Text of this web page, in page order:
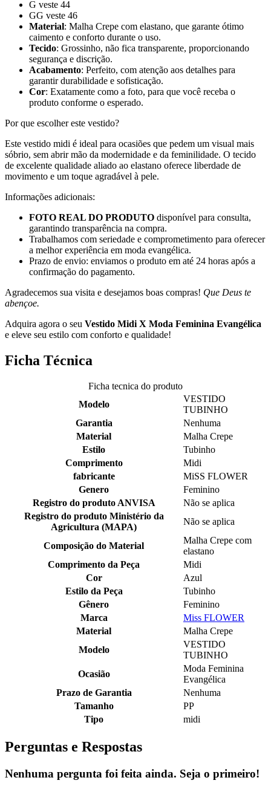
G veste 44
GG veste 46
Material: Malha Crepe com elastano, que garante ótimo
caimento e conforto durante o uso.
Tecido: Grossinho, não fica transparente, proporcionando
segurança e discrição.
Acabamento: Perfeito, com atenção aos detalhes para
garantir durabilidade e sofisticação.
Cor: Exatamente como a foto, para que você receba o
produto conforme o esperado.
Por que escolher este vestido?
Este vestido midi é ideal para ocasiões que pedem um visual mais
sóbrio, sem abrir mão da modernidade e da feminilidade. O tecido
de excelente qualidade aliado ao elastano oferece liberdade de
movimento e um toque agradável à pele.
Informações adicionais:
FOTO REAL DO PRODUTO disponível para consulta,
garantindo transparência na compra.
Trabalhamos com seriedade e comprometimento para oferecer
a melhor experiência em moda evangélica.
Prazo de envio: enviamos o produto em até 24 horas após a
confirmação do pagamento.
Agradecemos sua visita e desejamos boas compras! Que Deus te
abençoe.
Adquira agora o seu Vestido Midi X Moda Feminina Evangélica
e eleve seu estilo com conforto e qualidade!
Ficha Técnica
Ficha tecnica do produto
Modelo
VESTIDO
TUBINHO
Garantia
Nenhuma
Material
Malha Crepe
Estilo
Tubinho
Comprimento
Midi
fabricante
MiSS FLOWER
Genero
Feminino
Registro do produto ANVISA
Não se aplica
Registro do produto Ministério da
Agricultura (MAPA)
Não se aplica
Composição do Material
Malha Crepe com
elastano
Comprimento da Peça
Midi
Cor
Azul
Estilo da Peça
Tubinho
Gênero
Feminino
Marca
Miss FLOWER
Material
Malha Crepe
Modelo
VESTIDO
TUBINHO
Ocasião
Moda Feminina
Evangélica
Prazo de Garantia
Nenhuma
Tamanho
PP
Tipo
midi
Perguntas e Respostas
Nenhuma pergunta foi feita ainda. Seja o primeiro!